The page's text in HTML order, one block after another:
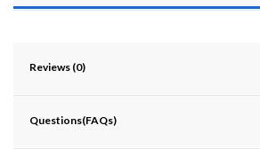
Reviews (0)
Questions(FAQs)